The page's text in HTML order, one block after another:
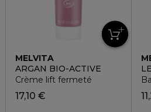
MELVITA
ARGAN BIO-ACTIVE
Crème lift fermeté
17,10 €